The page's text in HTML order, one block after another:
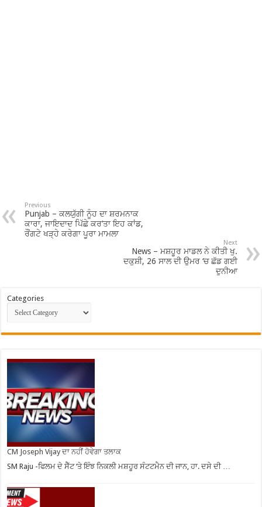
Previous
Punjab – ਕਲਯੁੱਗੀ ਨੂੰਹ ਦਾ ਸ਼ਰਮਨਾਕ
ਕਾਰਾ, ਜਾਇਦਾਦ ਪਿੱਛੇ ਕਰ’ਤਾ ਇਹ ਕਾਂਡ,
ਰੌਂਗਟੇ ਖੜ੍ਹੇ ਕਰੇਗਾ ਪੂਰਾ ਮਾਮਲਾ
Next
News – ਮਸ਼ਹੂਰ ਮਾਡਲ ਨੇ ਕੀਤੀ ਖੁ.
ਦਕੁਸ਼ੀ, 26 ਸਾਲ ਦੀ ਉਮਰ ‘ਚ ਛੱਡ ਗਈ
ਦੁਨੀਆ
Categories
CM Joseph Vijay ਦਾ ਨਹੀਂ ਹੋਵੇਗਾ ਤਲਾਕ
SM Raju -ਫਿਲਮ ਦੇ ਸੈੱਟ ‘ਤੇ ਇੰਝ ਨਿਕਲੀ ਮਸ਼ਹੂਰ ਸੰਟਟਮੈਨ ਦੀ ਜਾਨ, ਹਾ. ਦਸੇ ਦੀ …